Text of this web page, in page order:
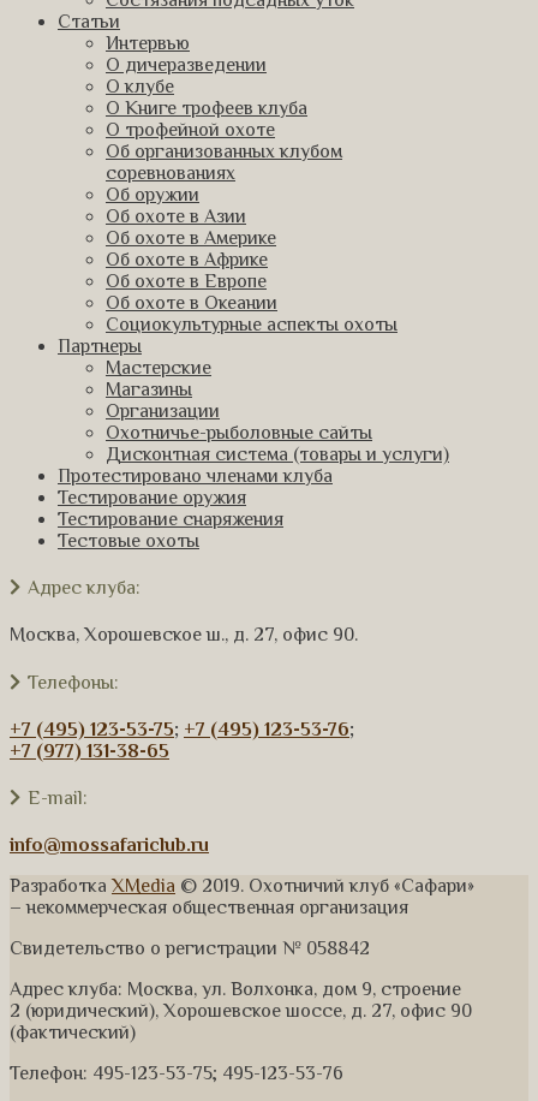
Статьи
Интервью
О дичеразведении
О клубе
О Книге трофеев клуба
О трофейной охоте
Об организованных клубом
соревнованиях
Об оружии
Об охоте в Азии
Об охоте в Америке
Об охоте в Африке
Об охоте в Европе
Об охоте в Океании
Социокультурные аспекты охоты
Партнеры
Мастерские
Магазины
Организации
Охотничье-рыболовные сайты
Дисконтная система (товары и услуги)
Протестировано членами клуба
Тестирование оружия
Тестирование снаряжения
Тестовые охоты
Адрес клуба:
Москва, Хорошевское ш., д. 27, офис 90.
Телефоны:
+7 (495) 123-53-75; +7 (495) 123-53-76;
+7 (977) 131-38-65
E-mail:
info@mossafariclub.ru
Разработка XMedia © 2019. Охотничий клуб «Сафари»
– некоммерческая общественная организация
Свидетельство о регистрации № 058842
Адрес клуба: Москва, ул. Волхонка, дом 9, строение
2 (юридический), Хорошевское шоссе, д. 27, офис 90
(фактический)
Телефон: 495-123-53-75; 495-123-53-76